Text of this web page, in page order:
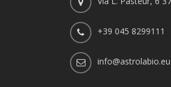
+39 045 8299111
info@astrolabio.eu